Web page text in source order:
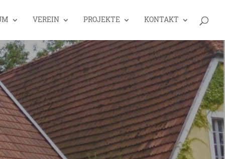
VEREIN PROJEKTE KONTAKT